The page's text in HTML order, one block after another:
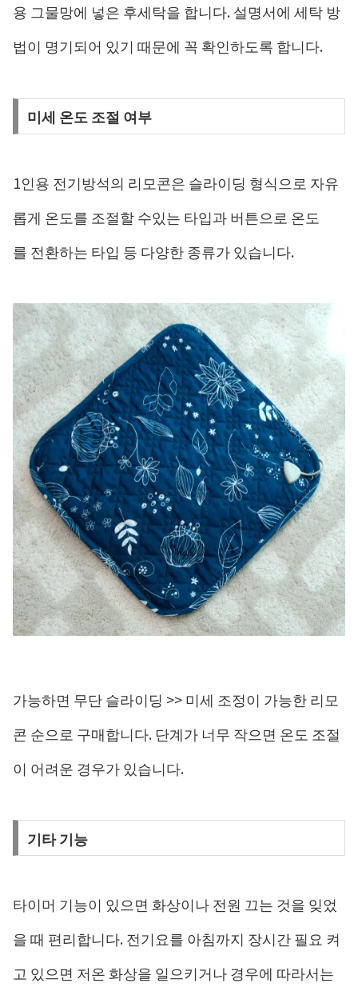
용 그물망에 넣은 후세탁을 합니다. 설명서에 세탁 방
법이 명기되어 있기 때문에 꼭 확인하도록 합니다.
미세 온도 조절 여부
1인용 전기방석의 리모콘은 슬라이딩 형식으로 자유
롭게 온도를 조절할 수있는 타입과 버튼으로 온도
를 전환하는 타입 등 다양한 종류가 있습니다.
가능하면 무단 슬라이딩 >> 미세 조정이 가능한 리모
콘 순으로 구매합니다. 단계가 너무 작으면 온도 조절
이 어려운 경우가 있습니다.
기타 기능
타이머 기능이 있으면 화상이나 전원 끄는 것을 잊었
을 때 편리합니다. 전기요를 아침까지 장시간 필요 켜
고 있으면 저온 화상을 일으키거나 경우에 따라서는